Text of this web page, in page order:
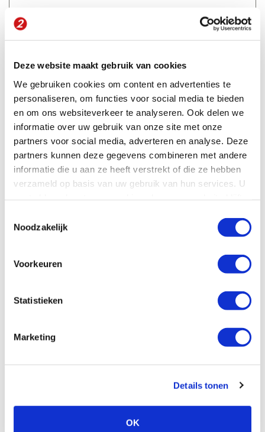
Deze website maakt gebruik van cookies
We gebruiken cookies om content en advertenties te
personaliseren, om functies voor social media te bieden
en om ons websiteverkeer te analyseren. Ook delen we
informatie over uw gebruik van onze site met onze
partners voor social media, adverteren en analyse. Deze
partners kunnen deze gegevens combineren met andere
informatie die u aan ze heeft verstrekt of die ze hebben
verzameld op basis van uw gebruik van hun services. U
Noodzakelijk
Voorkeuren
Statistieken
Marketing
Details tonen
OK
Verzenden
Contactpersonen
Regio Randstad
Regio Zuidwest
088 022 23 11
(o.a. Amsterdam, Alkmaar, Huizen)
(o.a. Hoevelaken, Utrecht, Amersfoort)
Regio Middenoost
(o.a. Oosterbeek, Arnhem, Nijmegen)